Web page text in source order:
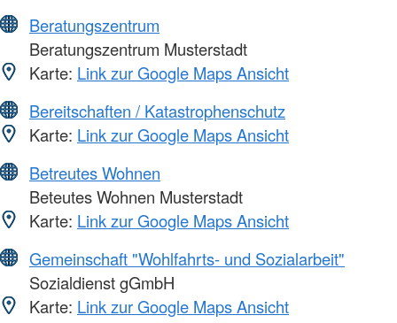
Beratungszentrum
Beratungszentrum Musterstadt
Karte: Link zur Google Maps Ansicht
Bereitschaften / Katastrophenschutz
Karte: Link zur Google Maps Ansicht
Betreutes Wohnen
Beteutes Wohnen Musterstadt
Karte: Link zur Google Maps Ansicht
Gemeinschaft "Wohlfahrts- und Sozialarbeit"
Sozialdienst gGmbH
Karte: Link zur Google Maps Ansicht